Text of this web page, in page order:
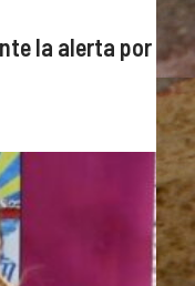
la alerta por